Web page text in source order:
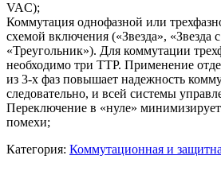
VAC);
Коммутация однофазной или
схемой включения («Звезда», «Звезда
«Треугольник»). Для коммутации
необходимо три ТТР. Применение
из 3-х фаз повышает надежность
следовательно, и всей системы
Переключение в «нуле»
помехи;
Категория: Коммутационная и